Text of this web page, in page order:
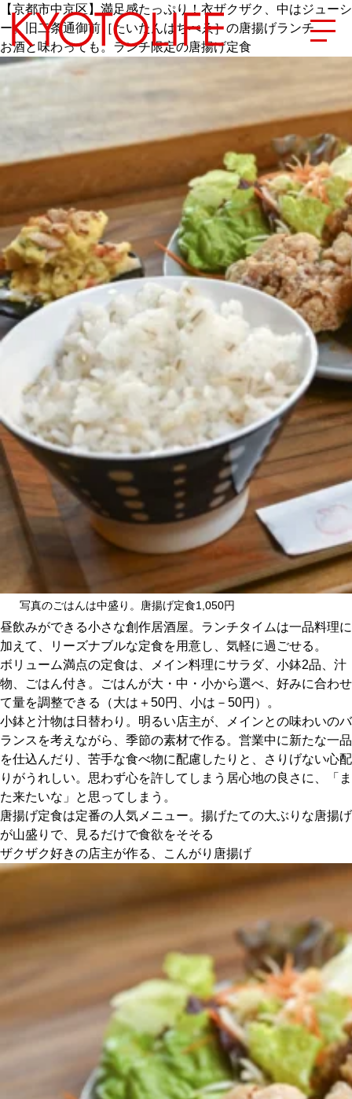
エリアから探す
地図から探す
カテゴリーから探す
SPECIAL
NEW OPEN
SERIES
CULTURE
ABOUT US
Instagram
チケットプレゼント応募
MAIN MENU
SERIES
カレーが好き
京都おやつクラブ
私と店のはなし
今月の京みやげ
京都の書店
関西で開催。
おすすめの展覧会
【京都市中京区】満足感たっぷり！衣ザクザク、中はジューシ
ー。旧二条通御前［たいたんはちべゑ］の唐揚げランチ
お酒と味わっても。ランチ限定の唐揚げ定食
写真のごはんは中盛り。唐揚げ定食1,050円
昼飲みができる小さな創作居酒屋。ランチタイムは一品料理に
加えて、リーズナブルな定食を用意し、気軽に過ごせる。
ボリューム満点の定食は、メイン料理にサラダ、小鉢2品、汁
物、ごはん付き。ごはんが大・中・小から選べ、好みに合わせ
て量を調整できる（大は＋50円、小は－50円）。
小鉢と汁物は日替わり。明るい店主が、メインとの味わいのバ
ランスを考えながら、季節の素材で作る。営業中に新たな一品
を仕込んだり、苦手な食べ物に配慮したりと、さりげない心配
りがうれしい。思わず心を許してしまう居心地の良さに、「ま
た来たいな」と思ってしまう。
唐揚げ定食は定番の人気メニュー。揚げたての大ぶりな唐揚げ
が山盛りで、見るだけで食欲をそそる
ザクザク好きの店主が作る、こんがり唐揚げ